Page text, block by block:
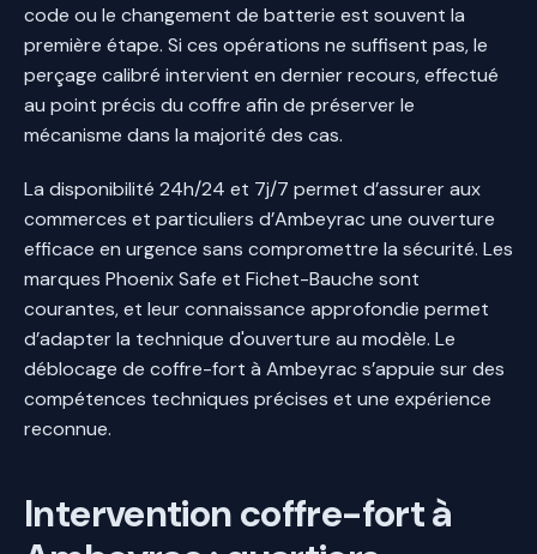
code ou le changement de batterie est souvent la
première étape. Si ces opérations ne suffisent pas, le
perçage calibré intervient en dernier recours, effectué
au point précis du coffre afin de préserver le
mécanisme dans la majorité des cas.
La disponibilité 24h/24 et 7j/7 permet d’assurer aux
commerces et particuliers d’Ambeyrac une ouverture
efficace en urgence sans compromettre la sécurité. Les
marques Phoenix Safe et Fichet-Bauche sont
courantes, et leur connaissance approfondie permet
d’adapter la technique d'ouverture au modèle. Le
déblocage de coffre-fort à Ambeyrac s’appuie sur des
compétences techniques précises et une expérience
reconnue.
Intervention coffre-fort à